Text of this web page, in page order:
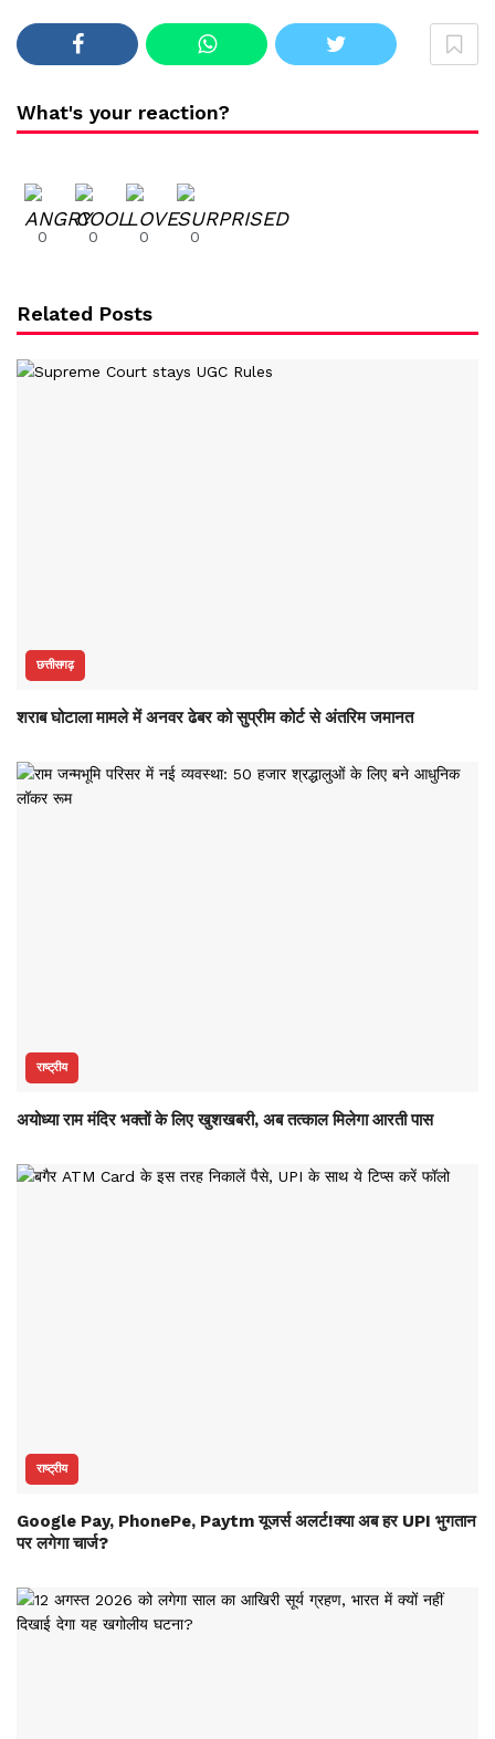
What's your reaction?
0 0 0 0
Related Posts
छत्तीसगढ़
शराब घोटाला मामले में अनवर ढेबर को सुप्रीम कोर्ट से अंतरिम जमानत
राष्ट्रीय
अयोध्या राम मंदिर भक्तों के लिए खुशखबरी, अब तत्काल मिलेगा आरती पास
राष्ट्रीय
Google Pay, PhonePe, Paytm यूजर्स अलर्ट!क्या अब हर UPI भुगतान
पर लगेगा चार्ज?